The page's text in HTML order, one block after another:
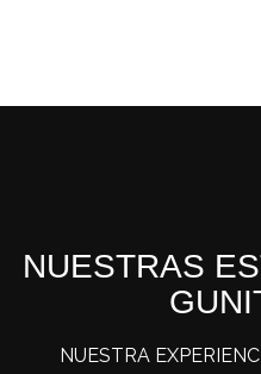
NUESTRAS
NUESTRA